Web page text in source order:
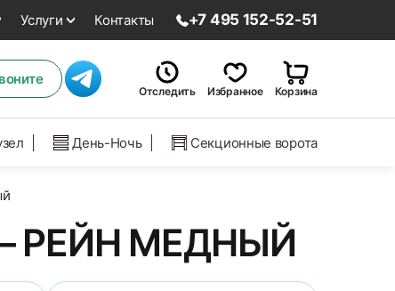
Услуги Контакты +7 495 152-52-51
Отследить Избранное Корзина
День-Ночь Секционные ворота
РЕЙН МЕДНЫЙ